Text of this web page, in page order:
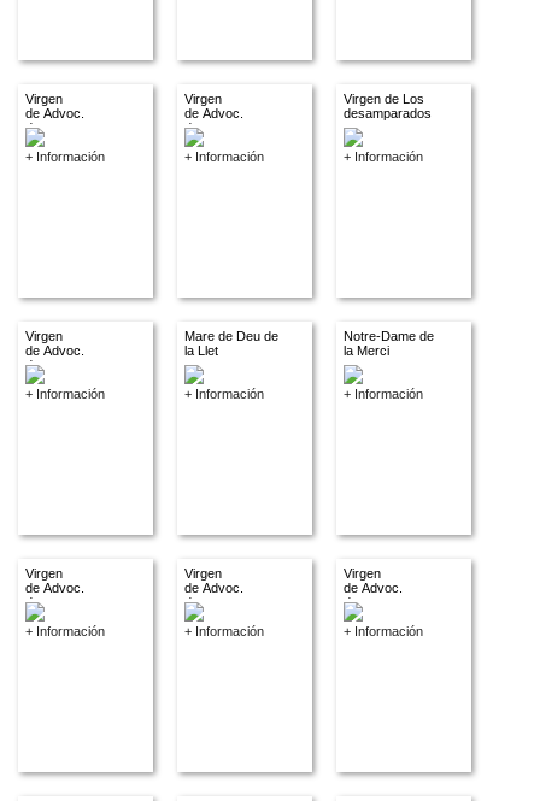
Virgen
de Advoc.
descon.
+ Información
Virgen
de Advoc.
descon.
+ Información
Virgen de Los
desamparados
+ Información
Virgen
de Advoc.
descon.
+ Información
Mare de Deu de
la Llet
+ Información
Notre-Dame de
la Merci
+ Información
Virgen
de Advoc.
descon.
+ Información
Virgen
de Advoc.
descon.
+ Información
Virgen
de Advoc.
descon.
+ Información